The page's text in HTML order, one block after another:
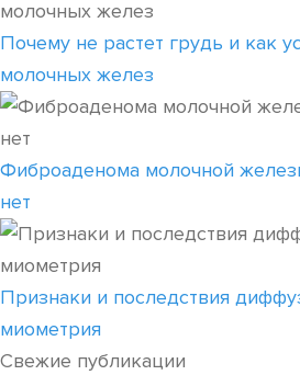
Почему не растет грудь и как
молочных желез
Фиброаденома молочной
нет
Признаки и последствия
миометрия
Свежие публикации